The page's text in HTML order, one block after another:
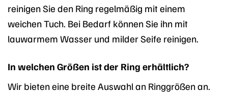
reinigen Sie den Ring regelmäßig mit einem
weichen Tuch. Bei Bedarf können Sie ihn mit
lauwarmem Wasser und milder Seife reinigen.
In welchen Größen ist der Ring erhältlich?
Wir bieten eine breite Auswahl an Ringgrößen an.